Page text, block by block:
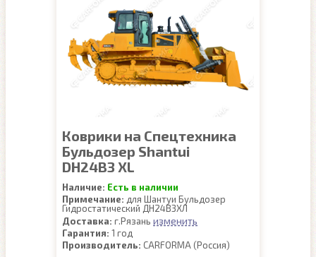
Коврики на Спецтехника
Бульдозер Shantui
DH24B3 XL
Наличие: Есть в наличии
Примечание: для Шантуи Бульдозер
Гидростатический ДН24В3ХЛ
Доставка: г.Рязань изменить
Гарантия: 1 год
Производитель: CARFORMA (Россия)